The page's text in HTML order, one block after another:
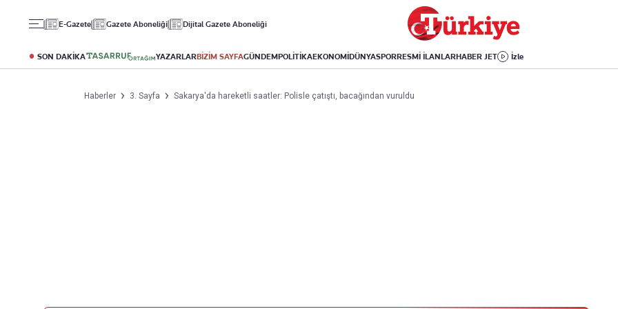
E-Gazete Gazete Aboneliği Dijital Gazete Aboneliği
SON DAKİKA YAZARLARBİZİM SAYFAGÜNDEMPOLİTİKAEKONOMİDÜNYASPORRESMİ İLANLARHABER JET İzle
Altın
Döviz
Kripto Para
Puan Durumu
Fikstür
Avrupa Ligi
Avrupa
Amerika
İsrail-Gazze
Yaşam
Sağlık
Yemek
Kitap
Haberler 3. Sayfa Sakarya'da hareketli saatler: Polisle çatıştı, bacağından vuruldu